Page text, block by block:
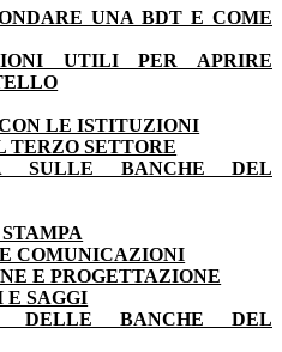
UNA BDT E COME
UTILI PER APRIRE
LE ISTITUZIONI
TERZO SETTORE
SULLE BANCHE DEL
COMUNICAZIONI
E PROGETTAZIONE
SAGGI
DELLE BANCHE DEL